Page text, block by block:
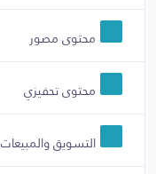
محتوى مصور
محتوى تحفيزي
التسويق والمبيعات